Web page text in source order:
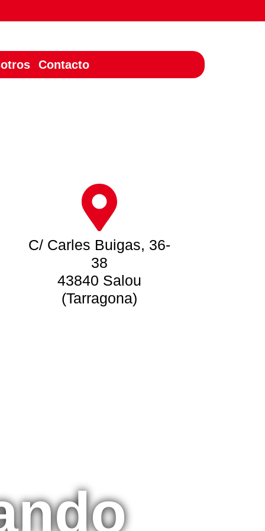
Contacto
C/ Carles Buigas, 36-
38
43840 Salou
(Tarragona)